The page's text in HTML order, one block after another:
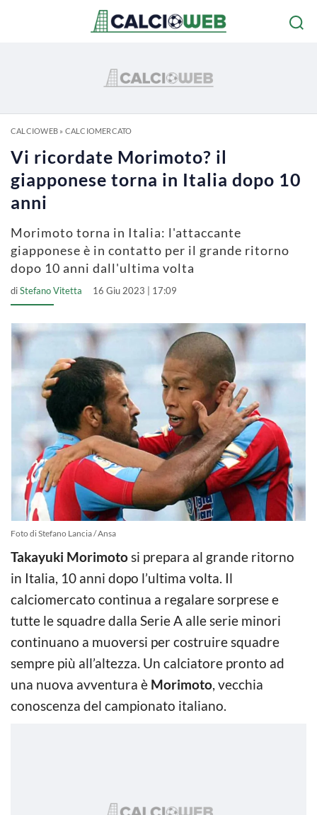
CALCIOWEB» CALCIOMERCATO
Vi ricordate Morimoto? il
giapponese torna in Italia dopo 10
anni
Morimoto torna in Italia: l'attaccante
giapponese è in contatto per il grande ritorno
dopo 10 anni dall'ultima volta
diStefano Vitetta 16 Giu 2023 | 17:09
Foto di Stefano Lancia / Ansa
Takayuki Morimotosi prepara al grande ritorno
in Italia, 10 anni dopo l’ultima volta. Il
calciomercato continua a regalare sorprese e
tutte le squadre dalla Serie A alle serie minori
continuano a muoversi per costruire squadre
sempre più all’altezza. Un calciatore pronto ad
una nuova avventura è Morimoto, vecchia
conoscenza del campionato italiano.